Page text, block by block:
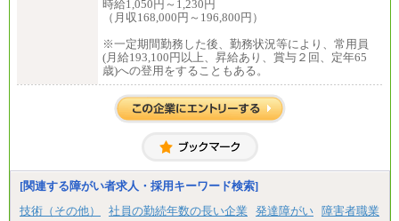
時給1,050円～1,230円
（月収168,000円～196,800円）
※一定期間勤務した後、勤務状況等により、常用員
(月給193,100円以上、昇給あり、賞与２回、定年65
歳)への登用をすることもある。
[関連する障がい者求人・採用キーワード検索]
技術（その他）
社員の勤続年数の長い企業 発達障がい 障害者職業